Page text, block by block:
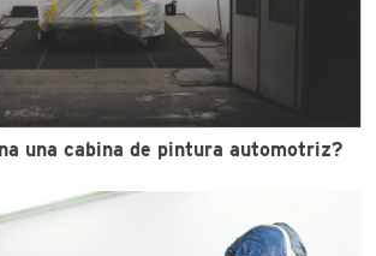
una cabina de pintura automotriz?